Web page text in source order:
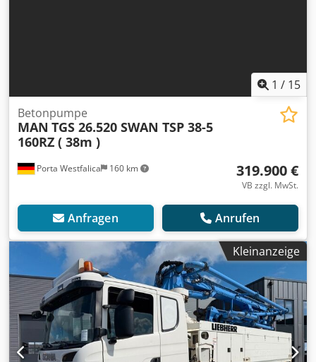
1 / 15
Porta Westfalica 160 km
Betonpumpe
MAN TGS 26.520 SWAN TSP 38-5
160RZ ( 38m )
319.900 €
VB zzgl. MwSt.
Anfragen Anrufen
Kleinanzeige